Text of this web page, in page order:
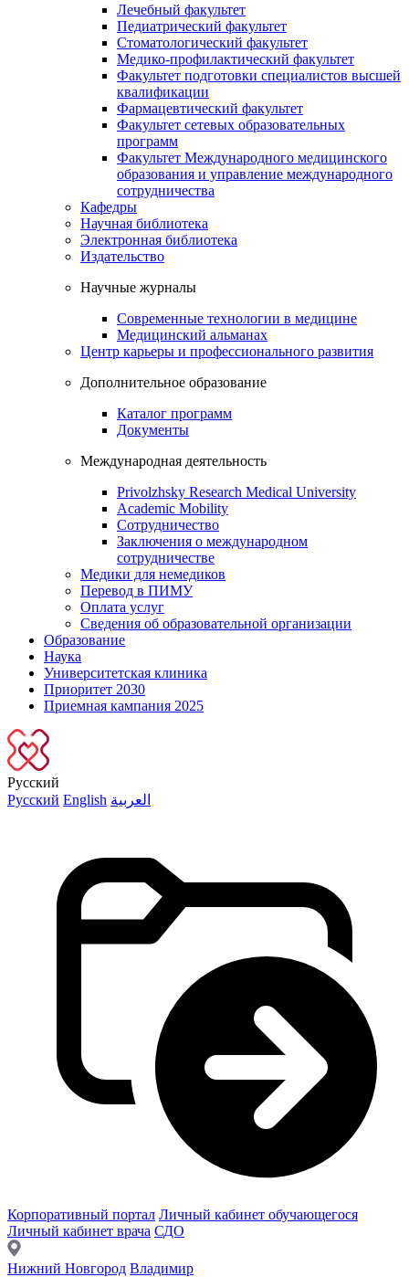
Лечебный факультет
Педиатрический факультет
Стоматологический факультет
Медико-профилактический факультет
Факультет подготовки специалистов высшей
квалификации
Фармацевтический факультет
Факультет сетевых образовательных
программ
Факультет Международного медицинского
образования и управление международного
сотрудничества
Кафедры
Научная библиотека
Электронная библиотека
Издательство
Научные журналы
Современные технологии в медицине
Медицинский альманах
Центр карьеры и профессионального развития
Дополнительное образование
Каталог программ
Документы
Международная деятельность
Privolzhsky Research Medical University
Academic Mobility
Сотрудничество
Заключения о международном
сотрудничестве
Медики для немедиков
Перевод в ПИМУ
Оплата услуг
Сведения об образовательной организации
Образование
Наука
Университетская клиника
Приоритет 2030
Приемная кампания 2025
Русский
Русский English العربية
Корпоративный портал Личный кабинет обучающегося
Личный кабинет врача СДО
Нижний Новгород Владимир